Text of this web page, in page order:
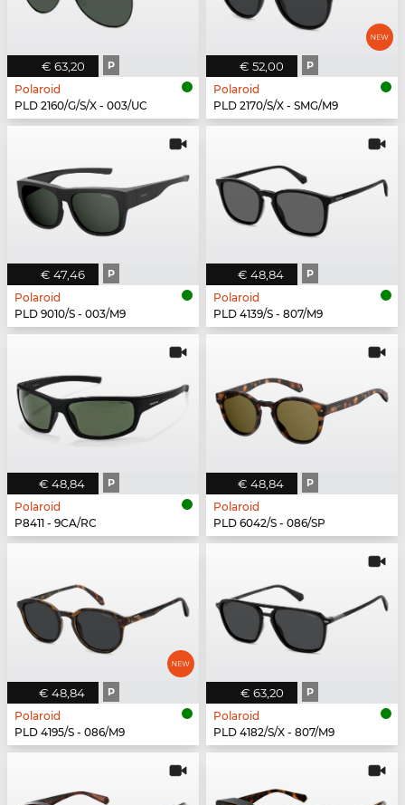
€ 63,20 P
Polaroid
PLD 2160/G/S/X - 003/UC
€ 52,00 P
Polaroid
PLD 2170/S/X - SMG/M9
€ 47,46 P
Polaroid
PLD 9010/S - 003/M9
€ 48,84 P
Polaroid
PLD 4139/S - 807/M9
€ 48,84 P
Polaroid
P8411 - 9CA/RC
€ 48,84 P
Polaroid
PLD 6042/S - 086/SP
€ 48,84 P
Polaroid
PLD 4195/S - 086/M9
€ 63,20 P
Polaroid
PLD 4182/S/X - 807/M9